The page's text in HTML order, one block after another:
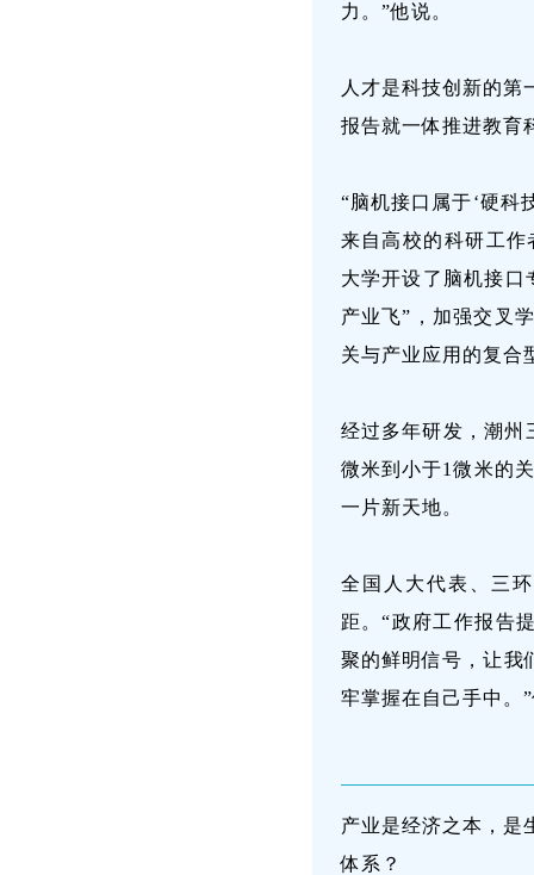
力。”他说。
人才是科技创新的第
报告就一体推进教育
“脑机接口属于‘硬科
来自高校的科研工
大学开设了脑机接口
产业飞”，加强交叉
关与产业应用的复合
经过多年研发，潮州
微米到小于1微米的
一片新天地。
全国人大代表、三
距。“政府工作报告
聚的鲜明信号，让我
牢掌握在自己手中。
产业是经济之本，是
体系？